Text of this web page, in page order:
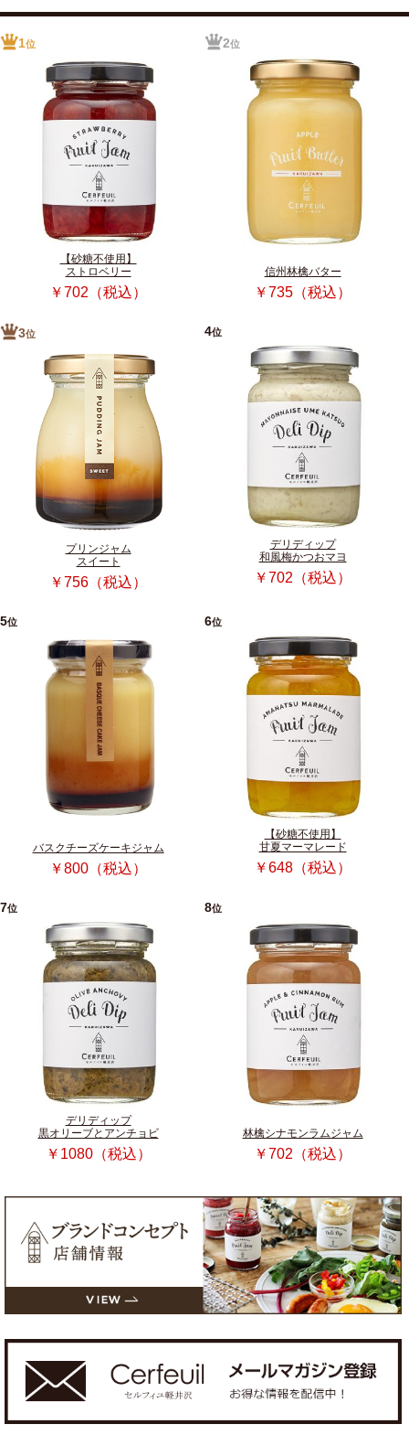
1位
【砂糖不使用】
ストロベリー
￥702（税込）
2位
信州林檎バター
￥735（税込）
3位
プリンジャム
スイート
￥756（税込）
4位
デリディップ
和風梅かつおマヨ
￥702（税込）
5位
バスクチーズケーキジャム
￥800（税込）
6位
【砂糖不使用】
甘夏マーマレード
￥648（税込）
7位
デリディップ
黒オリーブとアンチョビ
￥1080（税込）
8位
林檎シナモンラムジャム
￥702（税込）